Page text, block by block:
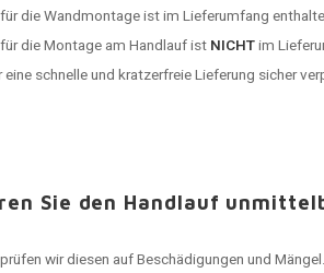
die Wandmontage ist im Lieferumfang
die Montage am Handlauf ist NICHTim
schnelle und kratzerfreie Lieferung sicher
Sie den Handlauf
wir diesen auf Beschädigungen und